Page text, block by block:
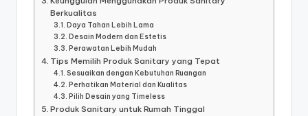
Berkualitas
Daya Tahan Lebih Lama
Desain Modern dan Estetis
Perawatan Lebih Mudah
Tips Memilih Produk Sanitary yang Tepat
Sesuaikan dengan Kebutuhan Ruangan
Perhatikan Material dan Kualitas
Pilih Desain yang Timeless
Produk Sanitary untuk Rumah Tinggal